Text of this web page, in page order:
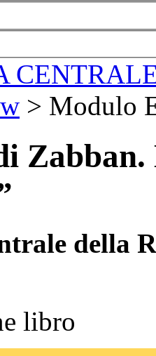
> Modulo
della
libro